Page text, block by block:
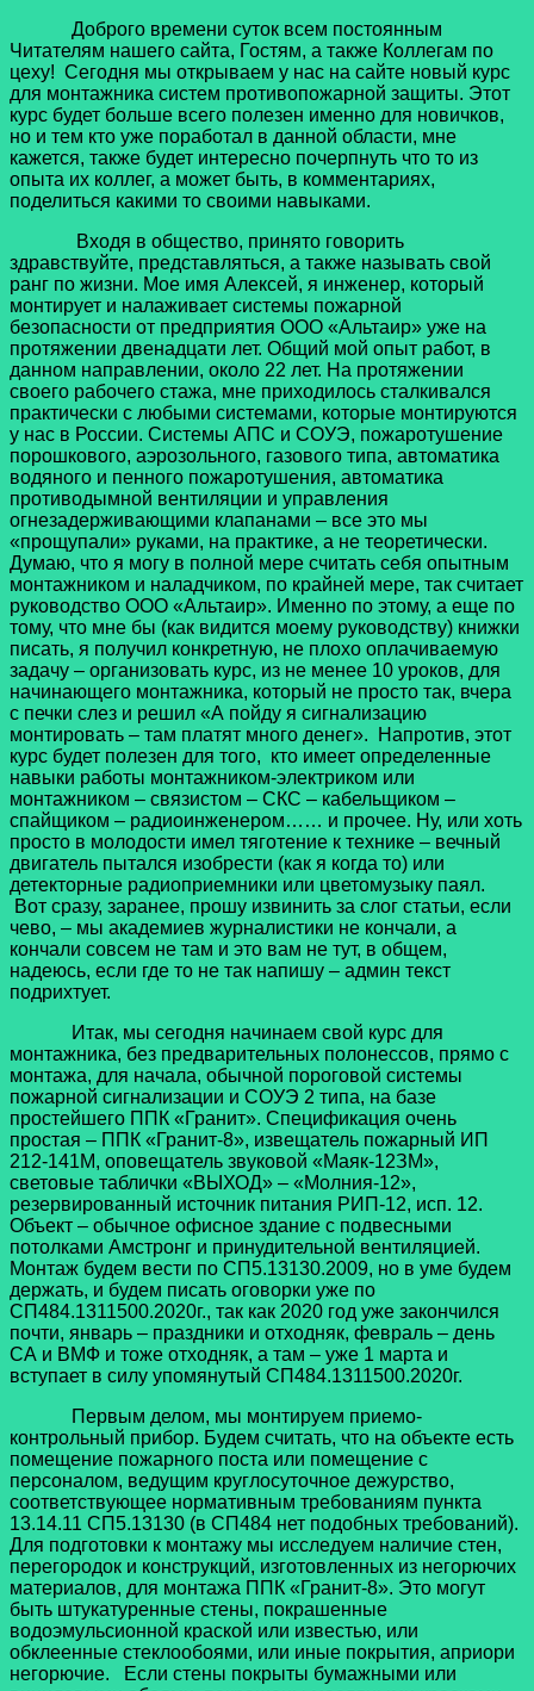
Доброго времени суток всем постоянным
Читателям нашего сайта, Гостям, а также Коллегам по
цеху! Сегодня мы открываем у нас на сайте новый курс
для монтажника систем противопожарной защиты. Этот
курс будет больше всего полезен именно для новичков,
но и тем кто уже поработал в данной области, мне
кажется, также будет интересно почерпнуть что то из
опыта их коллег, а может быть, в комментариях,
поделиться какими то своими навыками.
Входя в общество, принято говорить
здравствуйте, представляться, а также называть свой
ранг по жизни. Мое имя Алексей, я инженер, который
монтирует и налаживает системы пожарной
безопасности от предприятия ООО «Альтаир» уже на
протяжении двенадцати лет. Общий мой опыт работ, в
данном направлении, около 22 лет. На протяжении
своего рабочего стажа, мне приходилось сталкивался
практически с любыми системами, которые монтируются
у нас в России. Системы АПС и СОУЭ, пожаротушение
порошкового, аэрозольного, газового типа, автоматика
водяного и пенного пожаротушения, автоматика
противодымной вентиляции и управления
огнезадерживающими клапанами – все это мы
«прощупали» руками, на практике, а не теоретически.
Думаю, что я могу в полной мере считать себя опытным
монтажником и наладчиком, по крайней мере, так считает
руководство ООО «Альтаир». Именно по этому, а еще по
тому, что мне бы (как видится моему руководству) книжки
писать, я получил конкретную, не плохо оплачиваемую
задачу – организовать курс, из не менее 10 уроков, для
начинающего монтажника, который не просто так, вчера
с печки слез и решил «А пойду я сигнализацию
монтировать – там платят много денег». Напротив, этот
курс будет полезен для того, кто имеет определенные
навыки работы монтажником-электриком или
монтажником – связистом – СКС – кабельщиком –
спайщиком – радиоинженером…… и прочее. Ну, или хоть
просто в молодости имел тяготение к технике – вечный
двигатель пытался изобрести (как я когда то) или
детекторные радиоприемники или цветомузыку паял.
Вот сразу, заранее, прошу извинить за слог статьи, если
чево, – мы академиев журналистики не кончали, а
кончали совсем не там и это вам не тут, в общем,
надеюсь, если где то не так напишу – админ текст
подрихтует.
Итак, мы сегодня начинаем свой курс для
монтажника, без предварительных полонессов, прямо с
монтажа, для начала, обычной пороговой системы
пожарной сигнализации и СОУЭ 2 типа, на базе
простейшего ППК «Гранит». Спецификация очень
простая – ППК «Гранит-8», извещатель пожарный ИП
212-141М, оповещатель звуковой «Маяк-12ЗМ»,
световые таблички «ВЫХОД» – «Молния-12»,
резервированный источник питания РИП-12, исп. 12.
Объект – обычное офисное здание с подвесными
потолками Амстронг и принудительной вентиляцией.
Монтаж будем вести по СП5.13130.2009, но в уме будем
держать, и будем писать оговорки уже по
СП484.1311500.2020г., так как 2020 год уже закончился
почти, январь – праздники и отходняк, февраль – день
СА и ВМФ и тоже отходняк, а там – уже 1 марта и
вступает в силу упомянутый СП484.1311500.2020г.
Первым делом, мы монтируем приемо-
контрольный прибор. Будем считать, что на объекте есть
помещение пожарного поста или помещение с
персоналом, ведущим круглосуточное дежурство,
соответствующее нормативным требованиям пункта
13.14.11 СП5.13130 (в СП484 нет подобных требований).
Для подготовки к монтажу мы исследуем наличие стен,
перегородок и конструкций, изготовленных из негорючих
материалов, для монтажа ППК «Гранит-8». Это могут
быть штукатуренные стены, покрашенные
водоэмульсионной краской или известью, или
обклеенные стеклообоями, или иные покрытия, априори
негорючие. Если стены покрыты бумажными или